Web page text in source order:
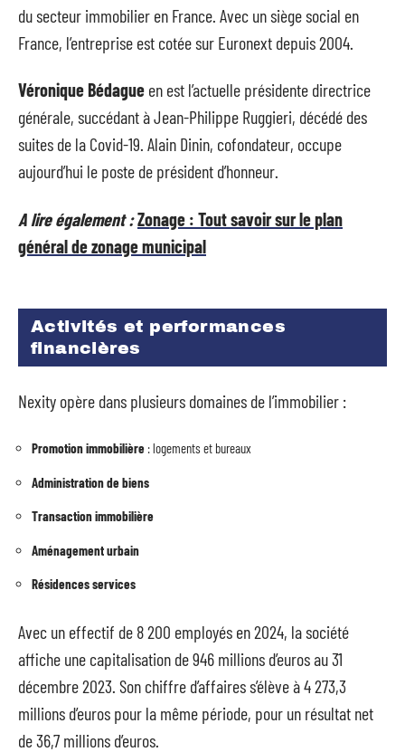
du secteur immobilier en France. Avec un siège social en
France, l’entreprise est cotée sur Euronext depuis 2004.
Véronique Bédague en est l’actuelle présidente directrice
générale, succédant à Jean-Philippe Ruggieri, décédé des
suites de la Covid-19. Alain Dinin, cofondateur, occupe
aujourd’hui le poste de président d’honneur.
A lire également :Zonage : Tout savoir sur le plan
général de zonage municipal
Activités et performances
financières
Nexity opère dans plusieurs domaines de l’immobilier :
Promotion immobilière : logements et bureaux
Administration de biens
Transaction immobilière
Aménagement urbain
Résidences services
Avec un effectif de 8 200 employés en 2024, la société
affiche une capitalisation de 946 millions d’euros au 31
décembre 2023. Son chiffre d’affaires s’élève à 4 273,3
millions d’euros pour la même période, pour un résultat net
de 36,7 millions d’euros.